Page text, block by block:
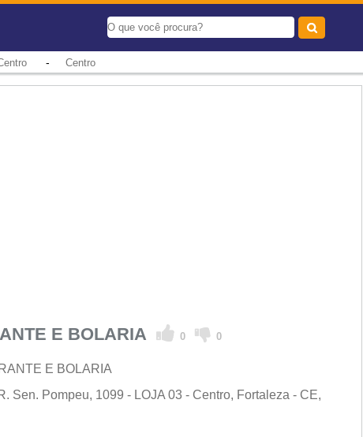
- Centro
E BOLARIA 0 0
E BOLARIA
Sen. Pompeu, 1099 - LOJA 03 - Centro, Fortaleza - CE,